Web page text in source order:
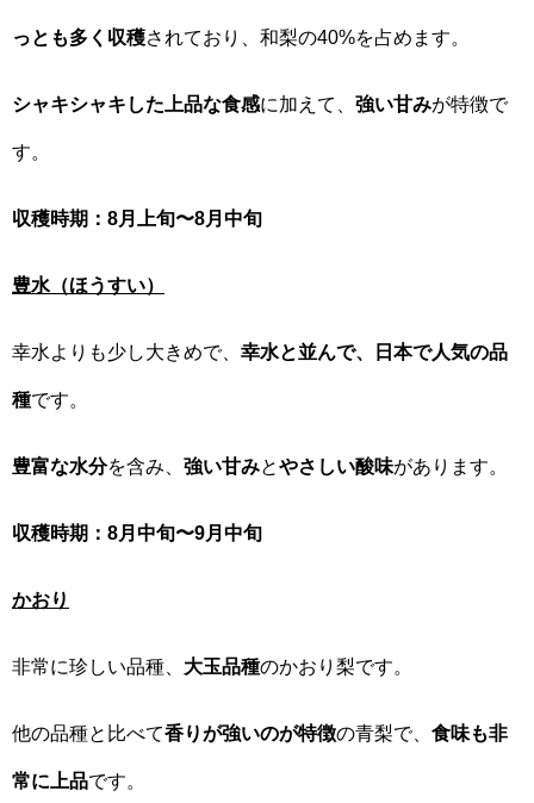
っとも多く収穫されており、和梨の40%を占めます。
シャキシャキした上品な食感に加えて、 強い甘みが特徴で
す。
収穫時期：8月上旬〜8月中旬
豊水（ほうすい）
幸水よりも少し大きめで、 幸水と並んで、日本で人気の品
種です。
豊富な水分を含み、 強い甘みとやさしい酸味があります。
収穫時期：8月中旬〜9月中旬
かおり
非常に珍しい品種、 大玉品種のかおり梨です。
他の品種と比べて香りが強いのが特徴の青梨で、 食味も非
常に上品です。